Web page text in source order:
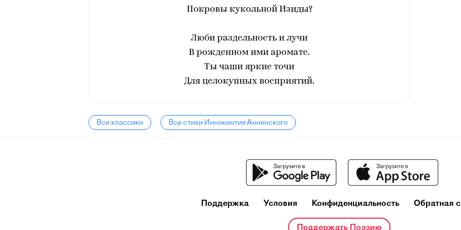
Покровы кукольной Изиды?
Люби раздельность и лучи
В рожденном ими аромате.
Ты чаши яркие точи
Для целокупных восприятий.
Все классики Все стихи Иннокентия Анненского
Поддержка Условия Конфиденциальность Обратная
Поддержать Поэзию